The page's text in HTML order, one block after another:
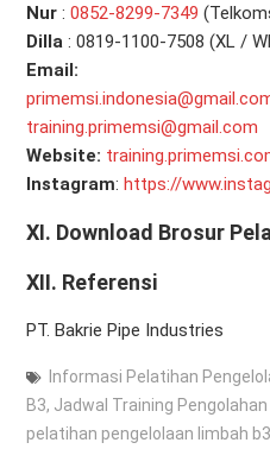
Nur: 0852-8299-7349
Dilla : 0819-1100-7508 (XL /
Email:
training.primemsi@gmail.com
Website:
Instagram: https://
XI. Download Brosur
XII. Referensi
PT. Bakrie Pipe Industries
Informasi Pelatihan
B3, Jadwal Training
pelatihan pengelolaan limbah